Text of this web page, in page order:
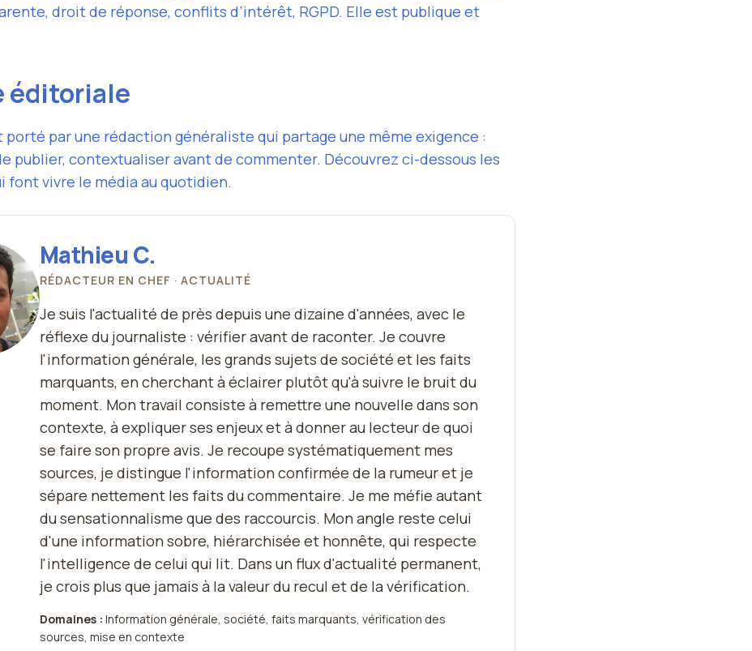
droit de réponse, conflits d’intérêt, RGPD. Elle est publique et
éditoriale
porté par une rédaction généraliste qui partage une même exigence :
publier, contextualiser avant de commenter. Découvrez ci-dessous les
font vivre le média au quotidien.
Mathieu C.
RÉDACTEUR EN CHEF · ACTUALITÉ
Je suis l'actualité de près depuis une dizaine d'années, avec le
réflexe du journaliste : vérifier avant de raconter. Je couvre
l'information générale, les grands sujets de société et les faits
marquants, en cherchant à éclairer plutôt qu'à suivre le bruit du
moment. Mon travail consiste à remettre une nouvelle dans son
contexte, à expliquer ses enjeux et à donner au lecteur de quoi
se faire son propre avis. Je recoupe systématiquement mes
sources, je distingue l'information confirmée de la rumeur et je
sépare nettement les faits du commentaire. Je me méfie autant
du sensationnalisme que des raccourcis. Mon angle reste celui
d'une information sobre, hiérarchisée et honnête, qui respecte
l'intelligence de celui qui lit. Dans un flux d'actualité permanent,
je crois plus que jamais à la valeur du recul et de la vérification.
Domaines : Information générale, société, faits marquants, vérification des
sources, mise en contexte